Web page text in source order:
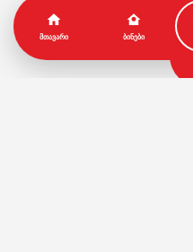
ᲛᲗᲐᲕᲐᲠᲘ ᲑᲘᲜᲔᲑᲘ